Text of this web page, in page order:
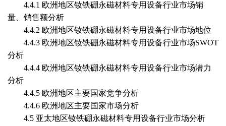
4.4.1 欧洲地区钕铁硼永磁材料专用设备行业市场销
量、销售额分析
4.4.2 欧洲地区钕铁硼永磁材料专用设备行业市场地位
4.4.3 欧洲地区钕铁硼永磁材料专用设备行业市场SWOT
分析
4.4.4 欧洲地区钕铁硼永磁材料专用设备行业市场潜力
分析
4.4.5 欧洲地区主要国家竞争分析
4.4.6 欧洲地区主要国家市场分析
4.5 亚太地区钕铁硼永磁材料专用设备行业市场分析